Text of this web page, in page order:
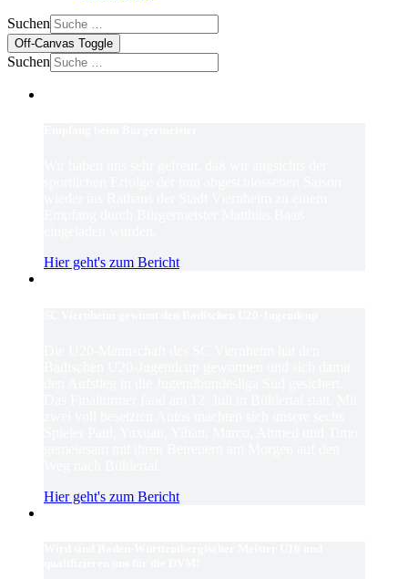
Suchen
Off-Canvas Toggle
Suchen
Hier geht's zum Bericht
Hier geht's zum Bericht